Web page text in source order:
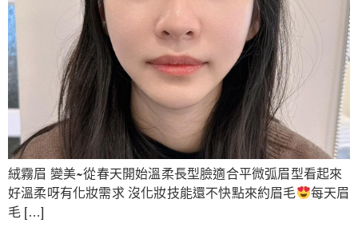
絨霧眉 變美~從春天開始溫柔長型臉適合平微弧眉型看起來
好溫柔呀有化妝需求 沒化妝技能還不快點來約眉毛
每天眉
毛 […]